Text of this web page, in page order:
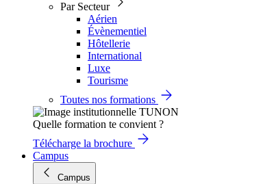
Par Secteur
Aérien
Évènementiel
Hôtellerie
International
Luxe
Tourisme
Toutes nos formations
Quelle formation te convient ?
Télécharge la brochure
Campus
Campus